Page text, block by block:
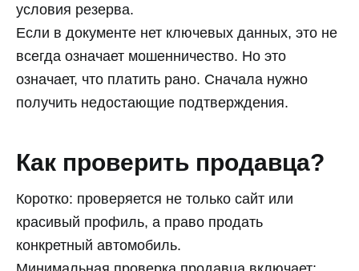
условия резерва.
Если в документе нет ключевых данных, это не
всегда означает мошенничество. Но это
означает, что платить рано. Сначала нужно
получить недостающие подтверждения.
Как проверить продавца?
Коротко: проверяется не только сайт или
красивый профиль, а право продать
конкретный автомобиль.